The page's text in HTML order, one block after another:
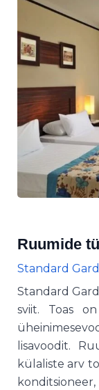
Ruumide
Standard
Standard
sviit. Toas
lisavoodit.
külaliste arv